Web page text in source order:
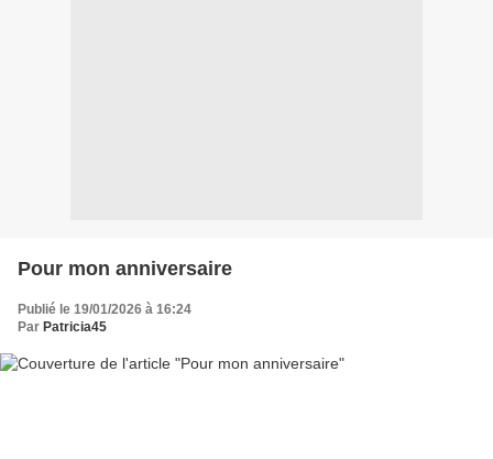
Pour mon anniversaire
Publié le 19/01/2026 à 16:24
Par Patricia45